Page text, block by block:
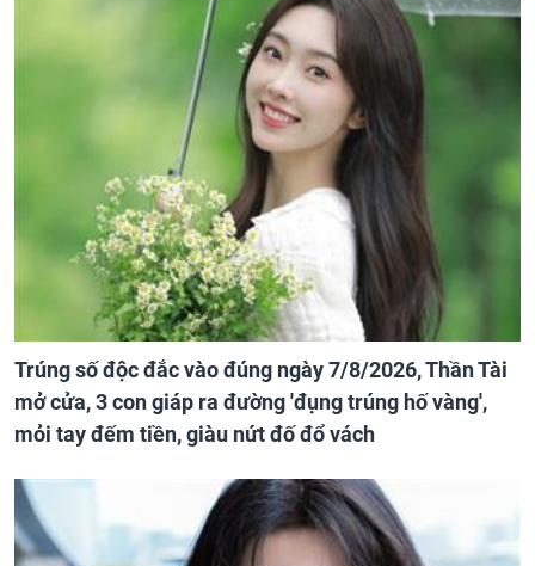
Trúng số độc đắc vào đúng ngày 7/8/2026, Thần Tài
mở cửa, 3 con giáp ra đường 'đụng trúng hố vàng',
mỏi tay đếm tiền, giàu nứt đố đổ vách